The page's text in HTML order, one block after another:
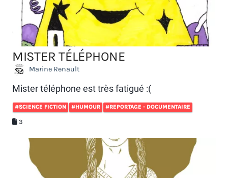
MISTER TÉLÉPHONE
Marine Renault
Mister téléphone est très fatigué :(
#SCIENCE FICTION #HUMOUR #REPORTAGE - DOCUMENTAIRE
3